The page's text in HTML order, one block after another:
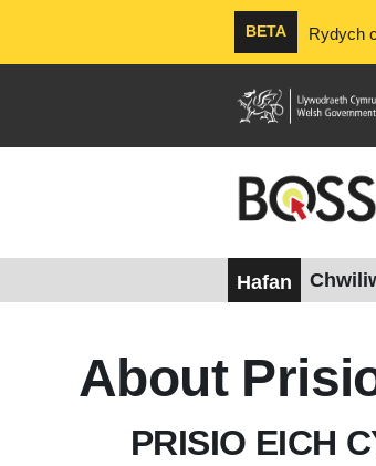
BETA Rydych
Hafan
About
Blociau
PRISIO EICH